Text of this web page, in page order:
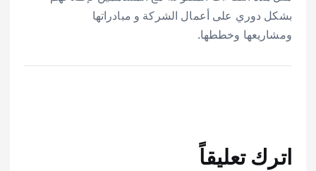
بشكل دوري على أعمال الشركة و مبادراتها
ومشاريعها وخططها.
اترك تعليقاً